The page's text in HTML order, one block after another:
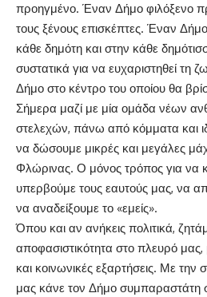
προηγμένο. Έναν Δήμο φιλόξενο
τους ξένους επισκέπτες. Έναν
κάθε δημότη και στην κάθε
συστατικά για να ευχαριστηθεί τη
Δήμο στο κέντρο του οποίου θα
Σήμερα μαζί με μία ομάδα νέων
στελεχών, πάνω από κόμματα και
να δώσουμε μικρές και μεγάλες
Φλώρινας. Ο μόνος τρόπος για να
υπερβούμε τους εαυτούς μας, να
να αναδείξουμε το «εμείς».
Όπου και αν ανήκεις πολιτικά,
αποφασιστικότητα στο πλευρό
και κοινωνικές εξαρτήσεις. Με την
μας κάνε τον Δήμο συμπαραστάτη